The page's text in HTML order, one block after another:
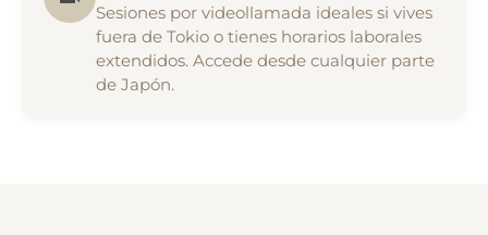
Sesiones por videollamada ideales si vives
fuera de Tokio o tienes horarios laborales
extendidos. Accede desde cualquier parte
de Japón.